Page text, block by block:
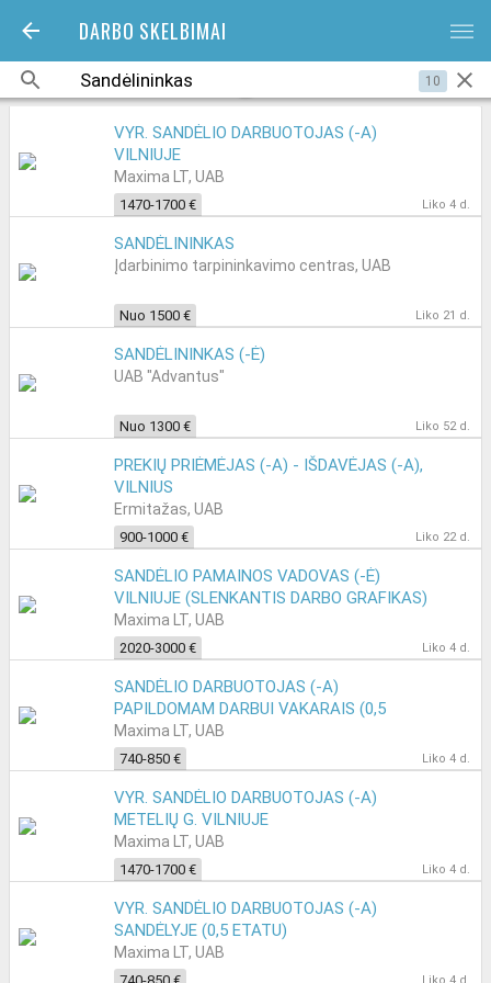
DARBO SKELBIMAI bars
10
VYR. SANDĖLIO DARBUOTOJAS (-A)
VILNIUJE
Maxima LT, UAB
1470-1700 € Liko 4 d.
SANDĖLININKAS
Įdarbinimo tarpininkavimo centras, UAB
Nuo 1500 € Liko 21 d.
SANDĖLININKAS (-Ė)
UAB "Advantus"
Nuo 1300 € Liko 52 d.
PREKIŲ PRIĖMĖJAS (-A) - IŠDAVĖJAS (-A),
VILNIUS
Ermitažas, UAB
900-1000 € Liko 22 d.
SANDĖLIO PAMAINOS VADOVAS (-Ė)
VILNIUJE (SLENKANTIS DARBO GRAFIKAS)
Maxima LT, UAB
2020-3000 € Liko 4 d.
SANDĖLIO DARBUOTOJAS (-A)
PAPILDOMAM DARBUI VAKARAIS (0,5
ETATU)
Maxima LT, UAB
740-850 € Liko 4 d.
VYR. SANDĖLIO DARBUOTOJAS (-A)
METELIŲ G. VILNIUJE
Maxima LT, UAB
1470-1700 € Liko 4 d.
VYR. SANDĖLIO DARBUOTOJAS (-A)
SANDĖLYJE (0,5 ETATU)
Maxima LT, UAB